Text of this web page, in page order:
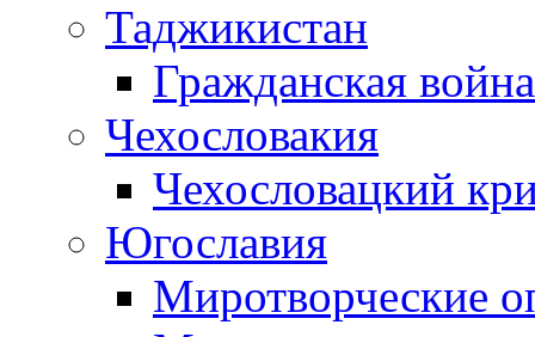
Таджикистан
Гражданская
Чехословакия
Чехословацкий
Югославия
Миротворческие